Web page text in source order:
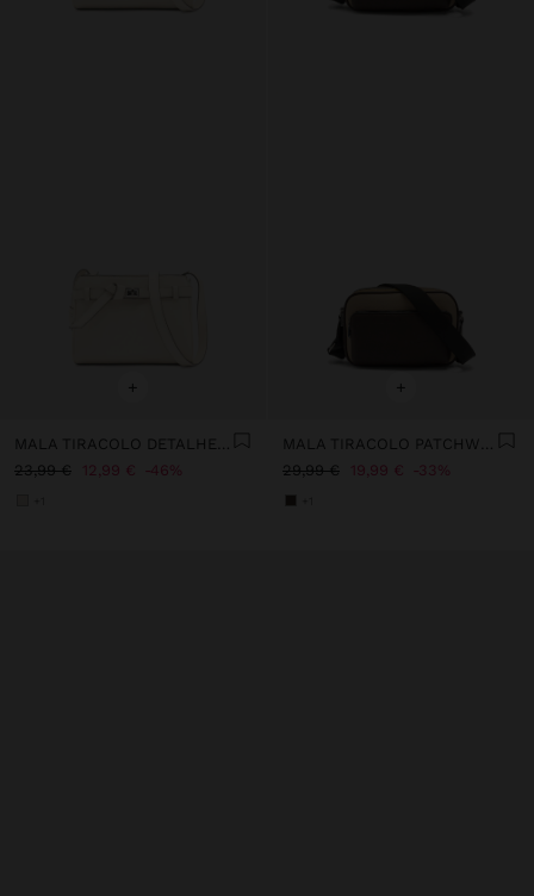
+
MALA TIRACOLO DETALHE DE CINTO
23,99 €
12,99 € 46%
+
MALA TIRACOLO PATCHWORK
29,99 €
19,99 € 33%